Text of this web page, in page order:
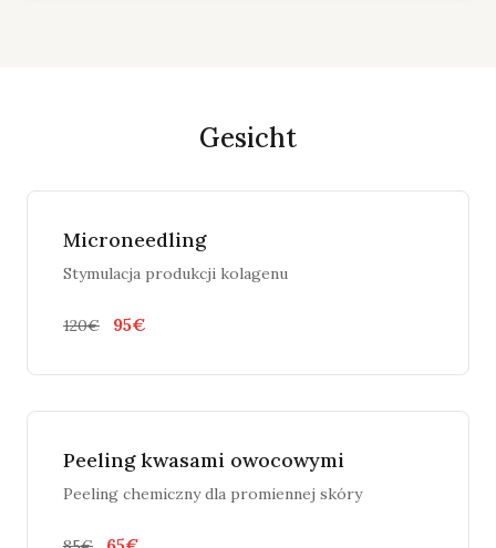
Gesicht
Microneedling
Stymulacja produkcji kolagenu
120€ 95€
Peeling kwasami owocowymi
Peeling chemiczny dla promiennej skóry